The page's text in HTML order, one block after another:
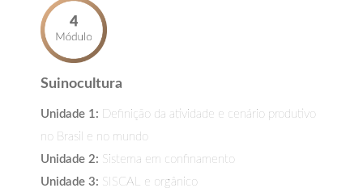
Suinocultura
Unidade 1: Definição da atividade e cenário produtivo
no Brasil e no mundo
Unidade 2: Sistema em confinamento
Unidade 3: SISCAL e orgânico